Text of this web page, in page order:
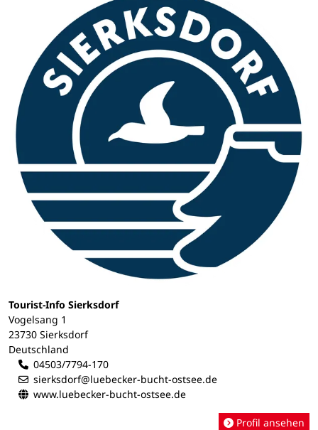
Tourist-Info Sierksdorf
Vogelsang 1
23730 Sierksdorf
Deutschland
04503/7794-170
sierksdorf@luebecker-bucht-ostsee.de
www.luebecker-bucht-ostsee.de
Profil ansehen